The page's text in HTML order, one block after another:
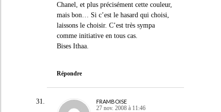
Chanel, et plus précisément cette couleur,
mais bon… Si c’est le hasard qui choisi,
laissons le choisir. C’est très sympa
comme initiative en tous cas.
Bises Ithaa.
Répondre
FRAMBOISE
27 nov. 2008 à 11:46